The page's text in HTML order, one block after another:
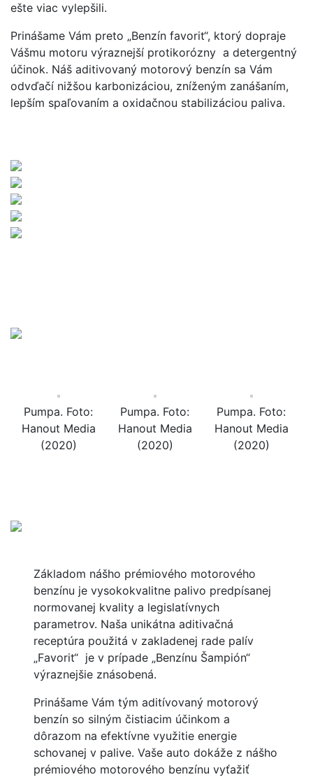
ešte viac vylepšili.
Prinášame Vám preto „Benzín favorit“, ktorý dopraje
Vášmu motoru výraznejší protikorózny a detergentný
účinok. Náš aditivovaný motorový benzín sa Vám
odvďačí nižšou karbonizáciou, zníženým zanášaním,
lepším spaľovaním a oxidačnou stabilizáciou paliva.
Pumpa. Foto:
Hanout Media
(2020)
Pumpa. Foto:
Hanout Media
(2020)
Pumpa. Foto:
Hanout Media
(2020)
Základom nášho prémiového motorového
benzínu je vysokokvalitne palivo predpísanej
normovanej kvality a legislatívnych
parametrov. Naša unikátna aditivačná
receptúra použitá v zakladenej rade palív
„Favorit“ je v prípade „Benzínu Šampión“
výraznejšie znásobená.
Prinášame Vám tým aditívovaný motorový
benzín so silným čistiacim účinkom a
dôrazom na efektívne využitie energie
schovanej v palive. Vaše auto dokáže z nášho
prémiového motorového benzínu vyťažiť